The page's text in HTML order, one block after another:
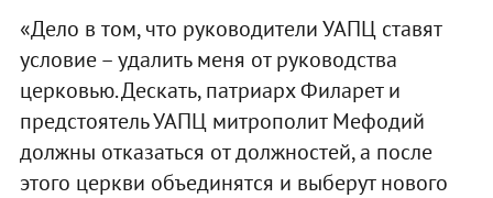
«Дело в том, что руководители УАПЦ ставят
условие – удалить меня от руководства
церковью. Дескать, патриарх Филарет и
предстоятель УАПЦ митрополит Мефодий
должны отказаться от должностей, а после
этого церкви объединятся и выберут нового